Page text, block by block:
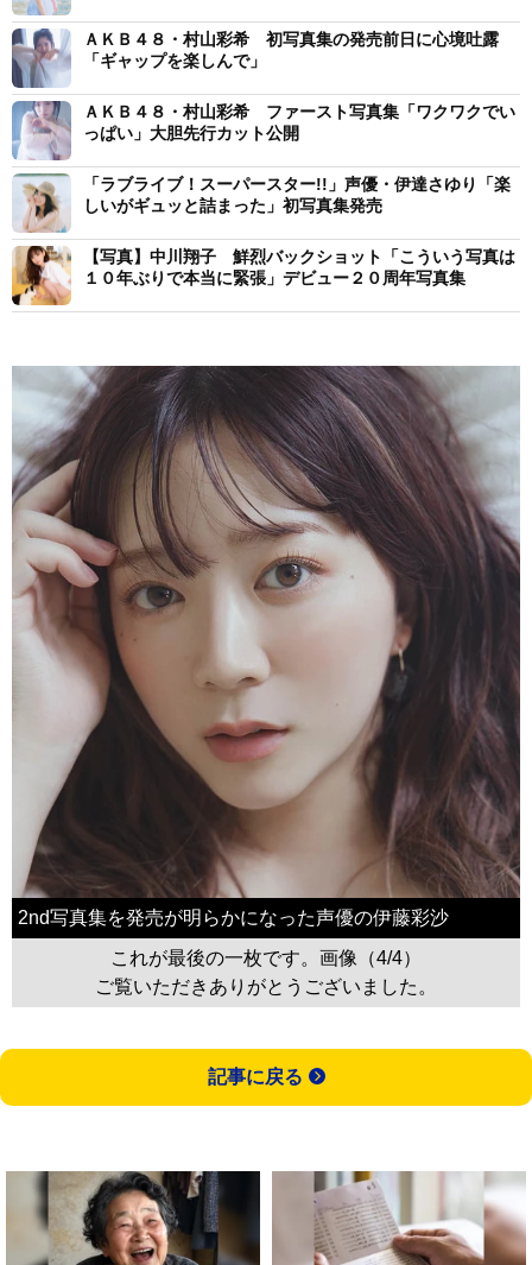
ＡＫＢ４８・村山彩希 初写真集の発売前日に心境吐露
「ギャップを楽しんで」
ＡＫＢ４８・村山彩希 ファースト写真集「ワクワクでい
っぱい」大胆先行カット公開
「ラブライブ！スーパースター!!」声優・伊達さゆり「楽
しいがギュッと詰まった」初写真集発売
【写真】中川翔子 鮮烈バックショット「こういう写真は
１０年ぶりで本当に緊張」デビュー２０周年写真集
2nd写真集を発売が明らかになった声優の伊藤彩沙
これが最後の一枚です。画像（4/4）
ご覧いただきありがとうございました。
記事に戻る